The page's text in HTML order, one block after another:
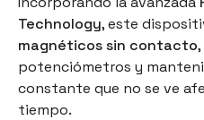
Technology, este
magnéticos sin contacto
potenciómetros y
constante que no se ve
tiempo.